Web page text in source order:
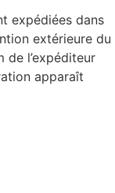
expédiées dans
extérieure du
de l’expéditeur
apparaît